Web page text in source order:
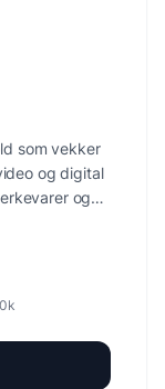
som vekker
og digital
og
– vi leverer